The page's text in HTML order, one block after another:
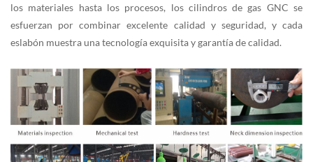
los materiales hasta los procesos, los cilindros de gas GNC se
esfuerzan por combinar excelente calidad y seguridad, y cada
eslabón muestra una tecnología exquisita y garantía de calidad.